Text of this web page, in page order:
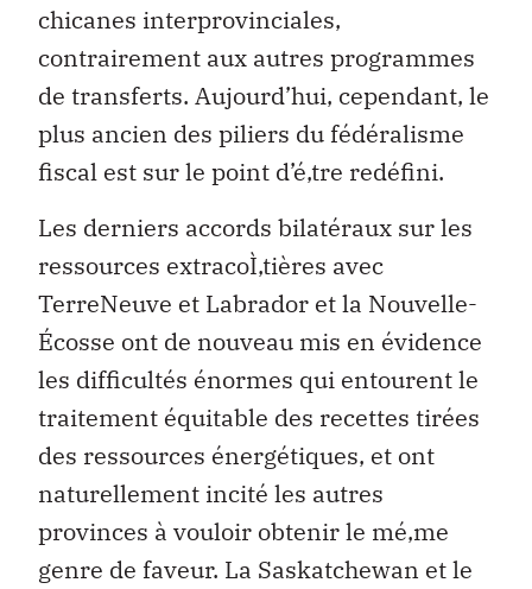
chicanes interprovinciales,
contrairement aux autres programmes
de transferts. Aujourd’hui, cependant, le
plus ancien des piliers du fédéralisme
fiscal est sur le point d’é‚tre redéfini.
Les derniers accords bilatéraux sur les
ressources extracoÌ‚tières avec
TerreNeuve et Labrador et la Nouvelle-
Écosse ont de nouveau mis en évidence
les difficultés énormes qui entourent le
traitement équitable des recettes tirées
des ressources énergétiques, et ont
naturellement incité les autres
provinces à vouloir obtenir le mé‚me
genre de faveur. La Saskatchewan et le